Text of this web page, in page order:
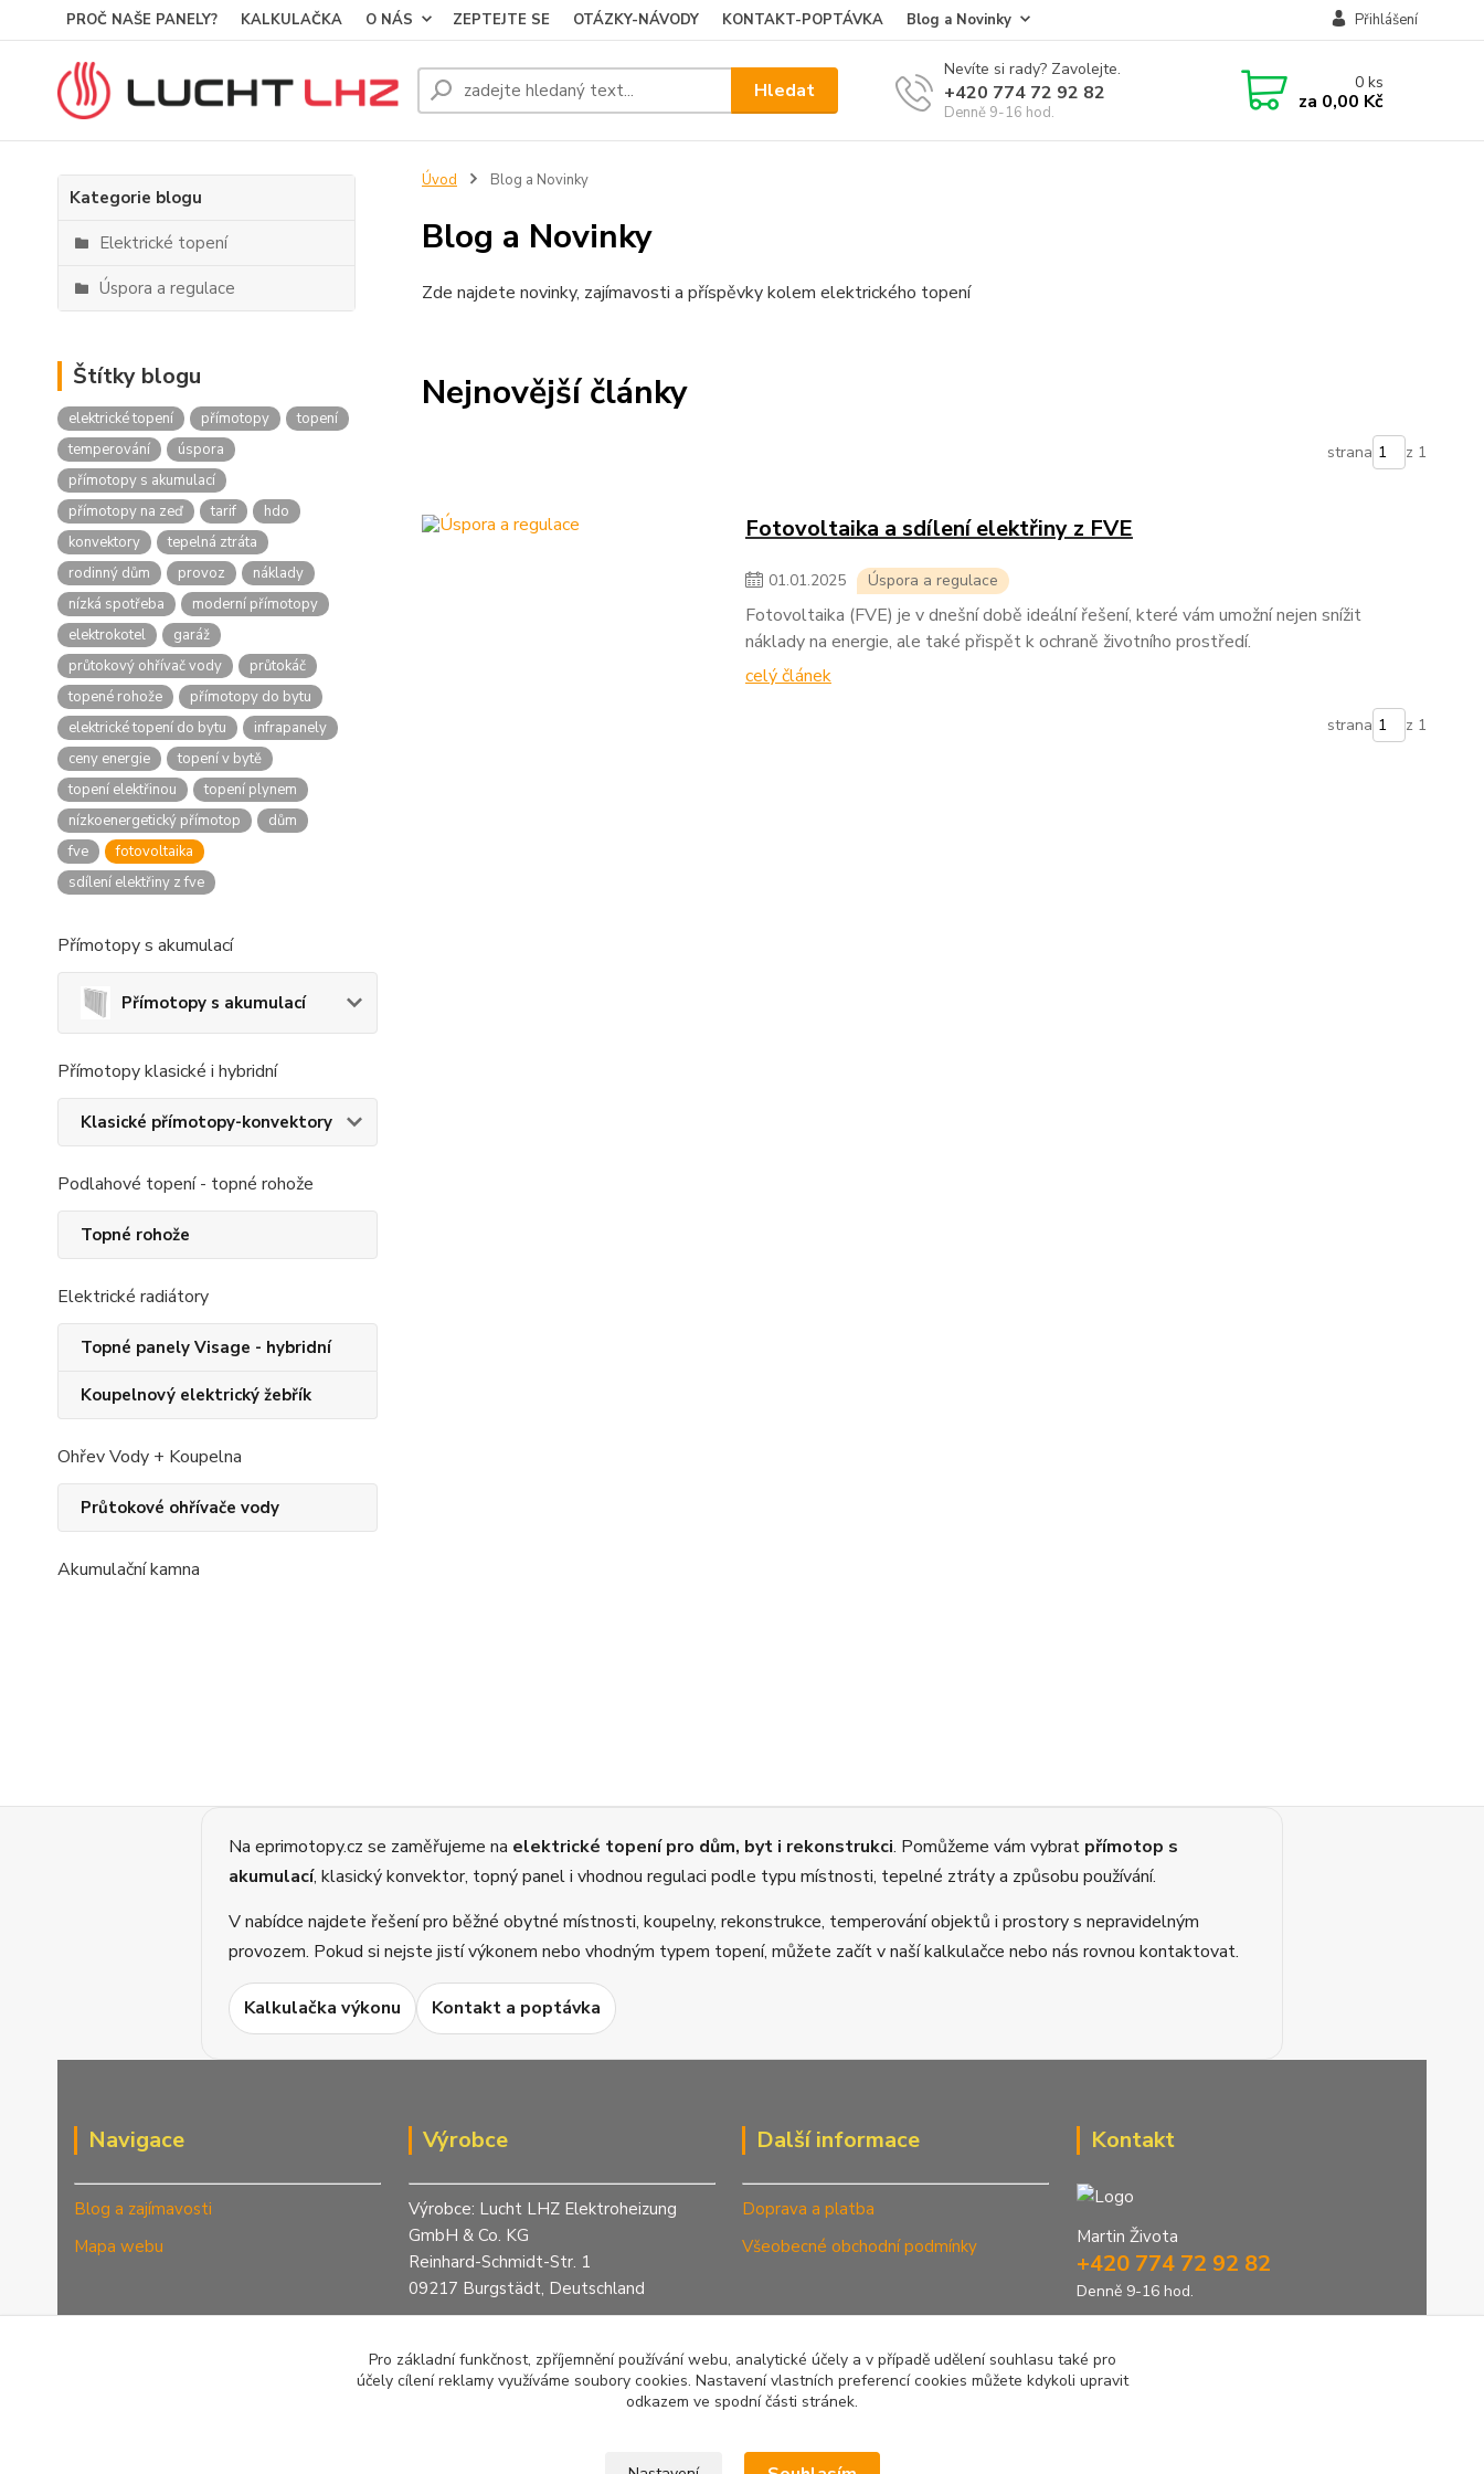
PROČ NAŠE PANELY? KALKULAČKA O NÁS ZEPTEJTE SE OTÁZKY-NÁVODY KONTAKT-POPTÁVKA Blog a Novinky Přihlášení
Hledat
Nevíte si rady? Zavolejte.
+420 774 72 92 82
Denně 9-16 hod.
0ks
za 0,00 Kč
Kategorie blogu
Elektrické topení
Úspora a regulace
Štítky blogu
elektrické topení přímotopy
topení
temperování
úspora
přímotopy s akumulací
přímotopy na zeď
tarif
hdo
konvektory
tepelná ztráta
rodinný dům
provoz
náklady
nízká spotřeba
moderní přímotopy
elektrokotel
garáž
průtokový ohřívač vody
průtokáč
topené rohože
přímotopy do bytu
elektrické topení do bytu
infrapanely
ceny energie
topení v bytě
topení elektřinou
topení plynem
nízkoenergetický přímotop
dům
fve
fotovoltaika
sdílení elektřiny z fve
Přímotopy s akumulací
Přímotopy s akumulací
Přímotopy klasické i hybridní
Klasické přímotopy-konvektory
Podlahové topení - topné rohože
Topné rohože
Elektrické radiátory
Topné panely Visage - hybridní
Koupelnový elektrický žebřík
Ohřev Vody + Koupelna
Průtokové ohřívače vody
Akumulační kamna
Úvod Blog a Novinky
Blog a Novinky
Zde najdete novinky, zajímavosti a příspěvky kolem elektrického topení
Nejnovější články
strana z 1
Fotovoltaika a sdílení elektřiny z FVE
01.01.2025 Úspora a regulace
Fotovoltaika (FVE) je v dnešní době ideální řešení, které vám umožní nejen snížit
náklady na energie, ale také přispět k ochraně životního prostředí.
celý článek
strana z 1
Na eprimotopy.cz se zaměřujeme na elektrické topení pro dům, byt i rekonstrukci. Pomůžeme vám vybrat přímotop s
akumulací, klasický konvektor, topný panel i vhodnou regulaci podle typu místnosti, tepelné ztráty a způsobu používání.
V nabídce najdete řešení pro běžné obytné místnosti, koupelny, rekonstrukce, temperování objektů i prostory s nepravidelným
provozem. Pokud si nejste jistí výkonem nebo vhodným typem topení, můžete začít v naší kalkulačce nebo nás rovnou kontaktovat.
Kalkulačka výkonu Kontakt a poptávka
Navigace
Blog a zajímavosti
Mapa webu
Výrobce
Výrobce: Lucht LHZ Elektroheizung
GmbH & Co. KG
Reinhard-Schmidt-Str. 1
09217 Burgstädt, Deutschland
info@greenstep.cz
www.eprimotopy.cz
Další informace
Doprava a platba
Všeobecné obchodní podmínky
Kontakt
Martin Života
+420 774 72 92 82
Denně 9-16 hod.
Pro základní funkčnost, zpříjemnění používání webu, analytické účely a v případě udělení souhlasu také pro
účely cílení reklamy využíváme soubory cookies. Nastavení vlastních preferencí cookies můžete kdykoli upravit
odkazem ve spodní části stránek.